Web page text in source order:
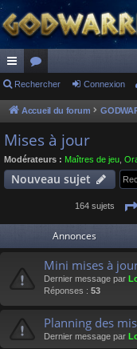
ac
co
ur
ci
or
u
s
Rechercher Connexion
Accueil du forum
Mises à jour
Modérateurs : Maîtres de jeu
Nouveau sujet
164 sujets
Annonces
Mini mises à
Dernier message par
Réponses : 53
Planning des
Dernier message par